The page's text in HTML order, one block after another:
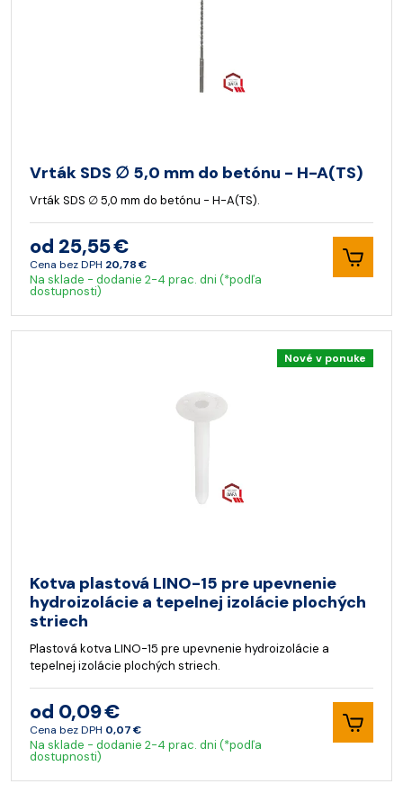
Vrták SDS ∅ 5,0 mm do betónu - H-A(TS)
Vrták SDS ∅ 5,0 mm do betónu - H-A(TS).
od 25,55 €
Cena bez DPH 20,78 €
Na sklade - dodanie 2-4 prac. dni (*podľa
dostupnosti)
Nové v ponuke
Kotva plastová LINO-15 pre upevnenie
hydroizolácie a tepelnej izolácie plochých
striech
Plastová kotva LINO-15 pre upevnenie hydroizolácie a
tepelnej izolácie plochých striech.
od 0,09 €
Cena bez DPH 0,07 €
Na sklade - dodanie 2-4 prac. dni (*podľa
dostupnosti)